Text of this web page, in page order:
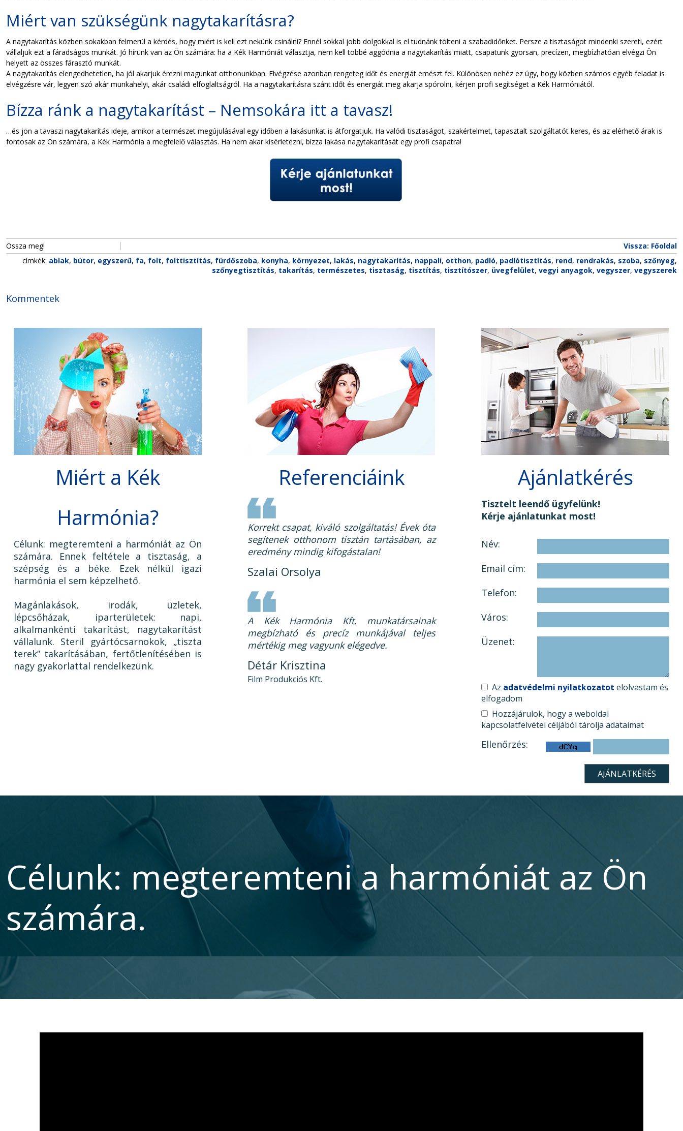
Miért van szükségünk nagytakarításra?
A nagytakarítás közben sokakban felmerül a kérdés, hogy miért is kell ezt nekünk csinálni? Ennél sokkal jobb dolgokkal is el tudnánk tölteni a szabadidőnket. Persze a tisztaságot mindenki szereti, ezért
vállaljuk ezt a fáradságos munkát. Jó hírünk van az Ön számára: ha a Kék Harmóniát választja, nem kell többé aggódnia a nagytakarítás miatt, csapatunk gyorsan, precízen, megbízhatóan elvégzi Ön
helyett az összes fárasztó munkát.
A nagytakarítás elengedhetetlen, ha jól akarjuk érezni magunkat otthonunkban. Elvégzése azonban rengeteg időt és energiát emészt fel. Különösen nehéz ez úgy, hogy közben számos egyéb feladat is
elvégzésre vár, legyen szó akár munkahelyi, akár családi elfoglaltságról. Ha a nagytakarításra szánt időt és energiát meg akarja spórolni, kérjen profi segítséget a Kék Harmóniától.
Bízza ránk a nagytakarítást – Nemsokára itt a tavasz!
…és jön a tavaszi nagytakarítás ideje, amikor a természet megújulásával egy időben a lakásunkat is átforgatjuk. Ha valódi tisztaságot, szakértelmet, tapasztalt szolgáltatót keres, és az elérhető árak is
fontosak az Ön számára, a Kék Harmónia a megfelelő választás. Ha nem akar kísérletezni, bízza lakása nagytakarítását egy profi csapatra!
Ossza meg!
Vissza: Főoldal
címkék: ablak, bútor, egyszerű, fa, folt, folttisztítás, fürdőszoba, konyha, környezet, lakás, nagytakarítás, nappali, otthon, padló, padlótisztítás, rend, rendrakás, szoba, szőnyeg,
szőnyegtisztítás, takarítás, természetes, tisztaság, tisztítás, tisztítószer, üvegfelület, vegyi anyagok, vegyszer, vegyszerek
Kommentek
Miért a Kék
Harmónia?
Célunk: megteremteni a harmóniát az Ön
számára. Ennek feltétele a tisztaság, a
szépség és a béke. Ezek nélkül igazi
harmónia el sem képzelhető.
Magánlakások, irodák, üzletek,
lépcsőházak, iparterületek: napi,
alkalmankénti takarítást, nagytakarítást
vállalunk. Steril gyártócsarnokok, „tiszta
terek” takarításában, fertőtlenítésében is
nagy gyakorlattal rendelkezünk.
Referenciáink
Korrekt csapat, kiváló szolgáltatás! Évek óta
segítenek otthonom tisztán tartásában, az
eredmény mindig kifogástalan!
Szalai Orsolya
A Kék Harmónia Kft. munkatársainak
megbízható és precíz munkájával teljes
mértékig meg vagyunk elégedve.
Détár Krisztina
Film Produkciós Kft.
Ajánlatkérés
Tisztelt leendő ügyfelünk!
Kérje ajánlatunkat most!
Név:
Email cím:
Telefon:
Város:
Üzenet:
Az adatvédelmi nyilatkozatot elolvastam és
elfogadom
Hozzájárulok, hogy a weboldal
kapcsolatfelvétel céljából tárolja adataimat
Ellenőrzés:
Célunk: megteremteni a harmóniát az Ön
számára.